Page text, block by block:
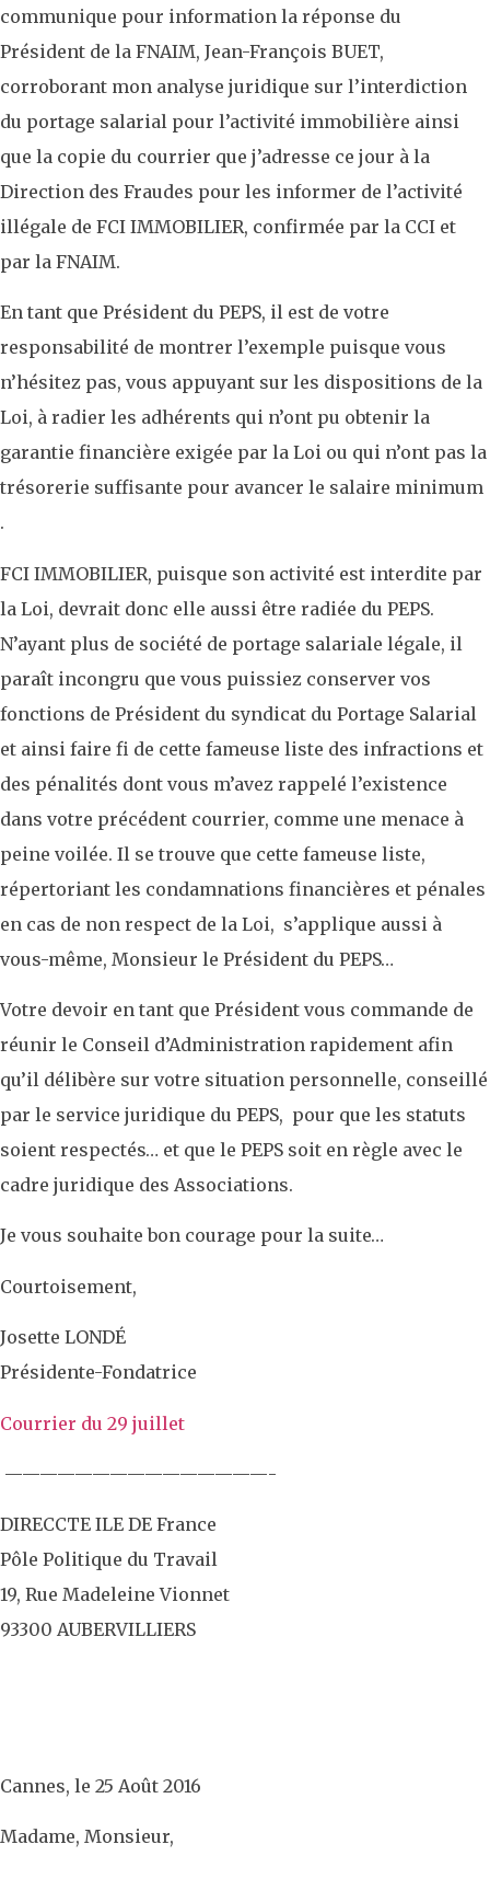
communique pour information la réponse du
Président de la FNAIM, Jean-François BUET,
corroborant mon analyse juridique sur l’interdiction
du portage salarial pour l’activité immobilière ainsi
que la copie du courrier que j’adresse ce jour à la
Direction des Fraudes pour les informer de l’activité
illégale de FCI IMMOBILIER, confirmée par la CCI et
par la FNAIM.
En tant que Président du PEPS, il est de votre
responsabilité de montrer l’exemple puisque vous
n’hésitez pas, vous appuyant sur les dispositions de la
Loi, à radier les adhérents qui n’ont pu obtenir la
garantie financière exigée par la Loi ou qui n’ont pas la
trésorerie suffisante pour avancer le salaire minimum
.
FCI IMMOBILIER, puisque son activité est interdite par
la Loi, devrait donc elle aussi être radiée du PEPS.
N’ayant plus de société de portage salariale légale, il
paraît incongru que vous puissiez conserver vos
fonctions de Président du syndicat du Portage Salarial
et ainsi faire fi de cette fameuse liste des infractions et
des pénalités dont vous m’avez rappelé l’existence
dans votre précédent courrier, comme une menace à
peine voilée. Il se trouve que cette fameuse liste,
répertoriant les condamnations financières et pénales
en cas de non respect de la Loi, s’applique aussi à
vous-même, Monsieur le Président du PEPS…
Votre devoir en tant que Président vous commande de
réunir le Conseil d’Administration rapidement afin
qu’il délibère sur votre situation personnelle, conseillé
par le service juridique du PEPS, pour que les statuts
soient respectés… et que le PEPS soit en règle avec le
cadre juridique des Associations.
Je vous souhaite bon courage pour la suite…
Courtoisement,
Josette LONDÉ
Présidente-Fondatrice
Courrier du 29 juillet
———————————————-
DIRECCTE ILE DE France
Pôle Politique du Travail
19, Rue Madeleine Vionnet
93300 AUBERVILLIERS
Cannes, le 25 Août 2016
Madame, Monsieur,